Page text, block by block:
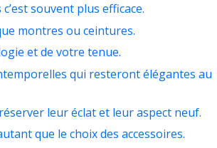
souvent plus efficace.
montres ou ceintures.
et de votre tenue.
qui resteront élégantes au
leur éclat et leur aspect neuf.
que le choix des accessoires.